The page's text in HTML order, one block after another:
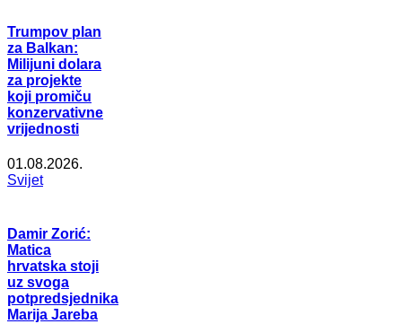
Trumpov plan
za Balkan:
Milijuni dolara
za projekte
koji promiču
konzervativne
vrijednosti
01.08.2026.
Svijet
Damir Zorić:
Matica
hrvatska stoji
uz svoga
potpredsjednika
Marija Jareba